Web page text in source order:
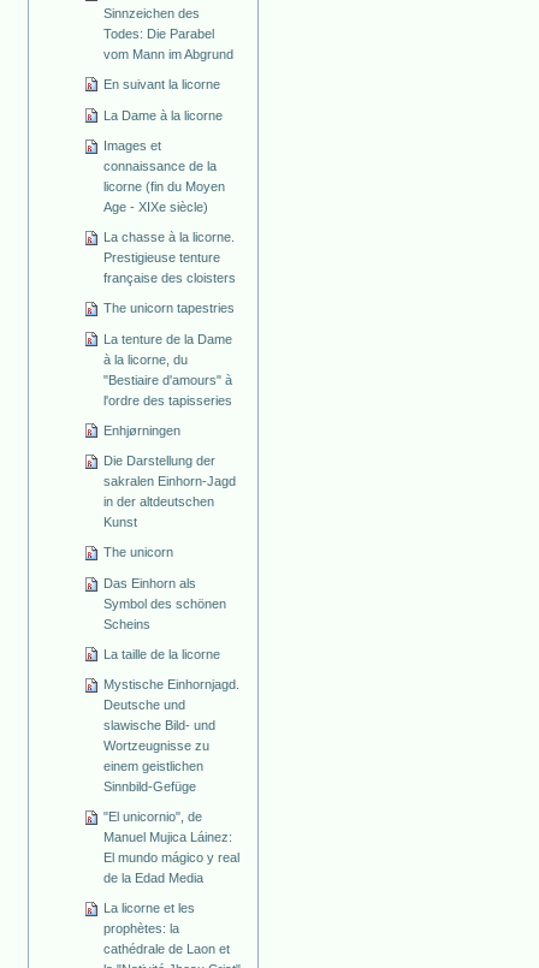
Sinnzeichen des
Todes: Die Parabel
vom Mann im Abgrund
En suivant la licorne
La Dame à la licorne
Images et
connaissance de la
licorne (fin du Moyen
Age - XIXe siècle)
La chasse à la licorne.
Prestigieuse tenture
française des cloisters
The unicorn tapestries
La tenture de la Dame
à la licorne, du
"Bestiaire d'amours" à
l'ordre des tapisseries
Enhjørningen
Die Darstellung der
sakralen Einhorn-Jagd
in der altdeutschen
Kunst
The unicorn
Das Einhorn als
Symbol des schönen
Scheins
La taille de la licorne
Mystische Einhornjagd.
Deutsche und
slawische Bild- und
Wortzeugnisse zu
einem geistlichen
Sinnbild-Gefüge
"El unicornio", de
Manuel Mujica Láinez:
El mundo mágico y real
de la Edad Media
La licorne et les
prophètes: la
cathédrale de Laon et